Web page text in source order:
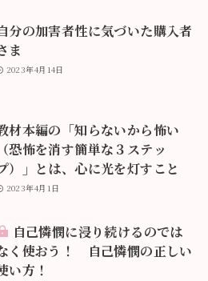
分の加害者性に気づいた購入者
ま
2023年4月14日
材本編の「知らないから怖い
（恐怖を消す簡単な３ステッ
）」とは、心に光を灯すこと
2023年4月1日
自己憐憫に浸り続けるのでは
く使おう！ 自己憐憫の正しい
い方！